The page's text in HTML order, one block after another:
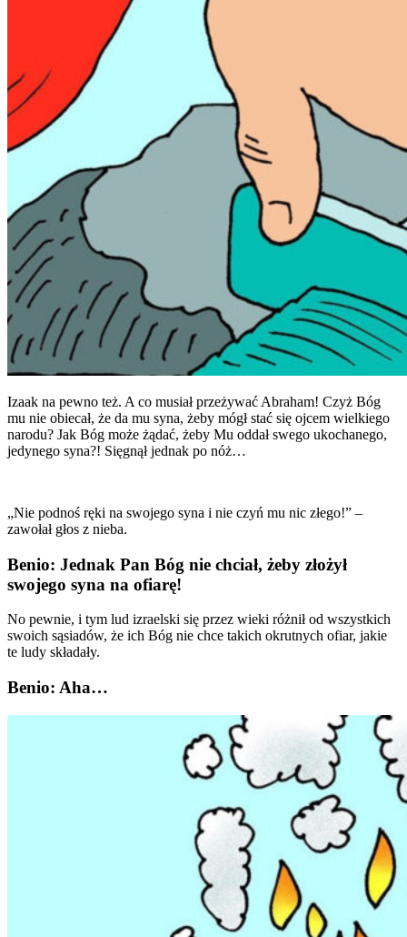
Izaak na pewno też. A co musiał przeżywać Abraham! Czyż Bóg
mu nie obiecał, że da mu syna, żeby mógł stać się ojcem wielkiego
narodu? Jak Bóg może żądać, żeby Mu oddał swego ukochanego,
jedynego syna?! Sięgnął jednak po nóż…
„Nie podnoś ręki na swojego syna i nie czyń mu nic złego!” –
zawołał głos z nieba.
Benio: Jednak Pan Bóg nie chciał, żeby złożył
swojego syna na ofiarę!
No pewnie, i tym lud izraelski się przez wieki różnił od wszystkich
swoich sąsiadów, że ich Bóg nie chce takich okrutnych ofiar, jakie
te ludy składały.
Benio: Aha…